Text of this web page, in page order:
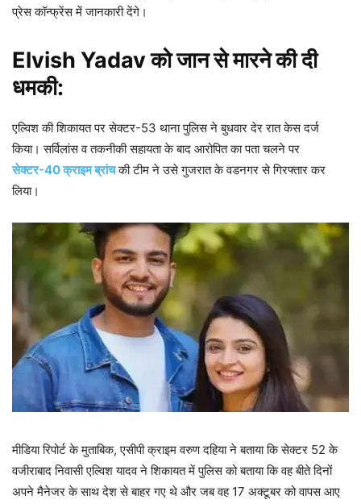
प्रेस कॉन्फ्रेंस में जानकारी देंगे।
Elvish Yadav को जान से मारने की दी
धमकी:
एल्विश की शिकायत पर सेक्टर-53 थाना पुलिस ने बुधवार देर रात केस दर्ज
किया। सर्विलांस व तकनीकी सहायता के बाद आरोपित का पता चलने पर
सेक्टर-40 क्राइम ब्रांचकी टीम ने उसे गुजरात के वडनगर से गिरफ्तार कर
लिया।
मीडिया रिपोर्ट के मुताबिक, एसीपी क्राइम वरुण दहिया ने बताया कि सेक्टर 52 के
वजीराबाद निवासी एल्विश यादव ने शिकायत में पुलिस को बताया कि वह बीते दिनों
अपने मैनेजर के साथ देश से बाहर गए थे और जब वह 17 अक्टूबर को वापस आए